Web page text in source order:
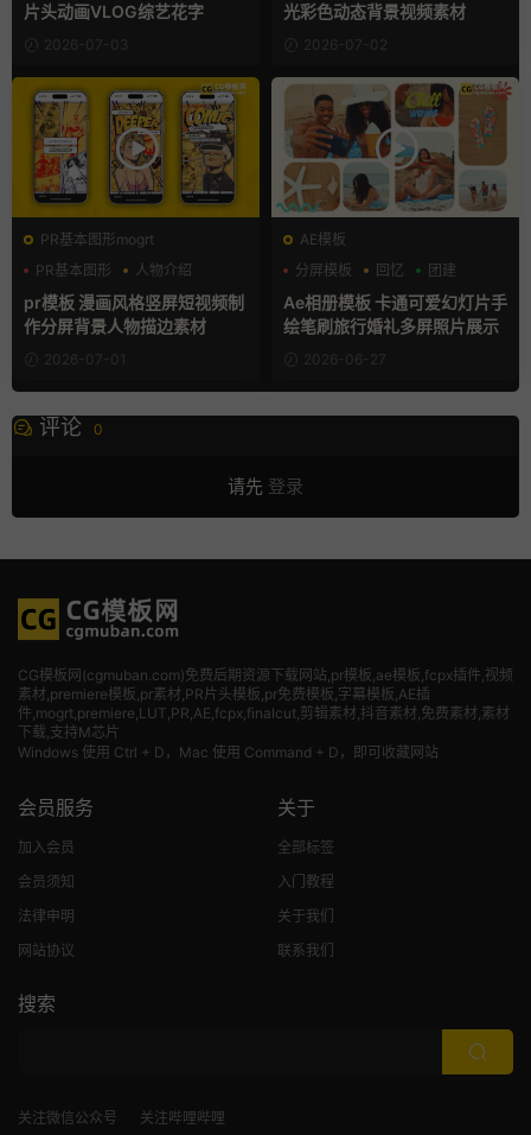
片头动画VLOG综艺花字
2026-07-03
光彩色动态背景视频素材
2026-07-02
PR基本图形mogrt
PR基本图形
人物介绍
动漫
pr模板 漫画风格竖屏短视频制
作分屏背景人物描边素材
2026-07-01
AE模板
分屏模板
回忆 团建
Ae相册模板 卡通可爱幻灯片手
绘笔刷旅行婚礼多屏照片展示
2026-06-27
评论 0
请先 登录
CG模板网(cgmuban.com)免费后期资源下载网站,pr模板,ae模板,fcpx插件,视频
素材 ,premiere模板,pr素材,PR片头模板,pr免费模板,字幕模板,AE插
件,mogrt,premiere,LUT,PR,AE,fcpx,finalcut,剪辑素材,抖音素材,免费素材,素材
下载,支持M芯片
Windows 使用 Ctrl + D，Mac 使用 Command + D，即可收藏网站
会员服务
加入会员
会员须知
法律申明
网站协议
关于
全部标签
入门教程
关于我们
联系我们
搜索
关注微信公众号 关注哔哩哔哩